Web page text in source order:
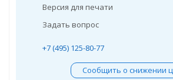
Версия для печати
Задать вопрос
+7 (495) 125-80-77
Сообщить о снижении